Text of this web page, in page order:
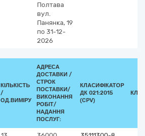
Полтава
вул.
Панянка, 19
по 31-12-
2026
КІЛЬКІСТЬ
/
ОД.ВИМІРУ
АДРЕСА
ДОСТАВКИ /
СТРОК
ПОСТАВКИ/
ВИКОНАННЯ
РОБІТ/
НАДАННЯ
ПОСЛУГ:
КЛАСИФІКАТОР
ДК 021:2015
(CPV)